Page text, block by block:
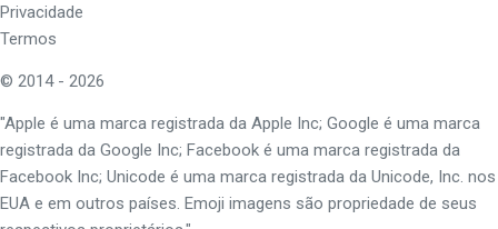
Privacidade
Termos
© 2014 - 2026
"Apple é uma marca registrada da Apple Inc; Google é uma marca
registrada da Google Inc; Facebook é uma marca registrada da
Facebook Inc; Unicode é uma marca registrada da Unicode, Inc. nos
EUA e em outros países. Emoji imagens são propriedade de seus